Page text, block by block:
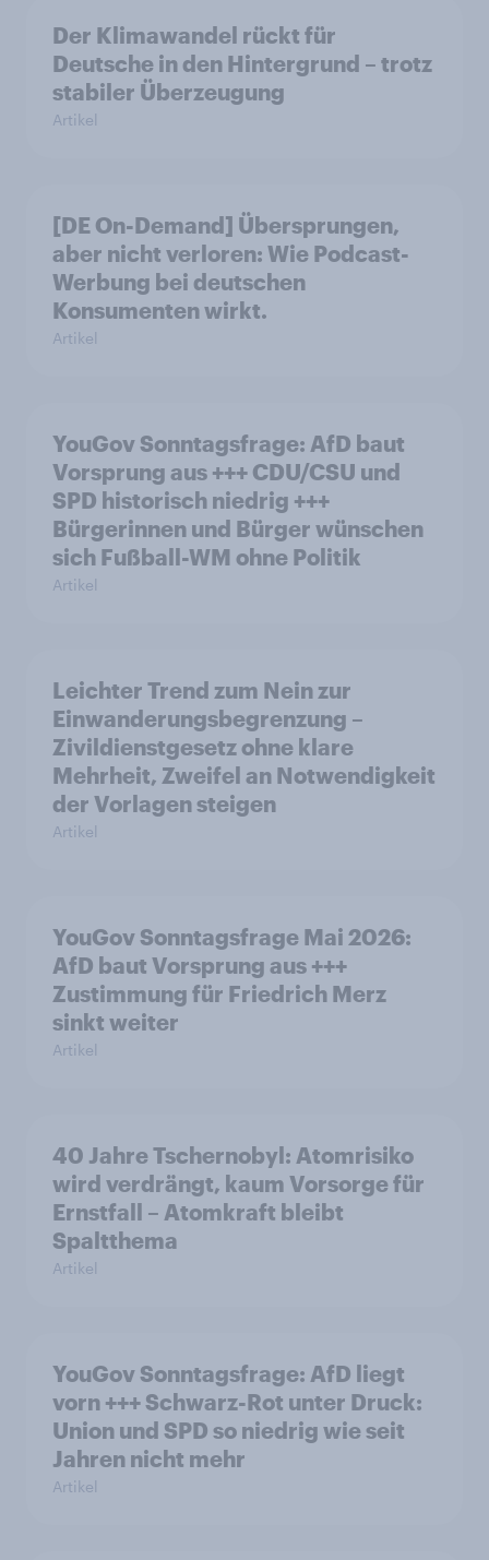
Der Klimawandel rückt für
Deutsche in den Hintergrund – trotz
stabiler Überzeugung
Artikel
[DE On-Demand] Übersprungen,
aber nicht verloren: Wie Podcast-
Werbung bei deutschen
Konsumenten wirkt.
Artikel
YouGov Sonntagsfrage: AfD baut
Vorsprung aus +++ CDU/CSU und
SPD historisch niedrig +++
Bürgerinnen und Bürger wünschen
sich Fußball-WM ohne Politik
Artikel
Leichter Trend zum Nein zur
Einwanderungsbegrenzung –
Zivildienstgesetz ohne klare
Mehrheit, Zweifel an Notwendigkeit
der Vorlagen steigen
Artikel
YouGov Sonntagsfrage Mai 2026:
AfD baut Vorsprung aus +++
Zustimmung für Friedrich Merz
sinkt weiter
Artikel
40 Jahre Tschernobyl: Atomrisiko
wird verdrängt, kaum Vorsorge für
Ernstfall – Atomkraft bleibt
Spaltthema
Artikel
YouGov Sonntagsfrage: AfD liegt
vorn +++ Schwarz-Rot unter Druck:
Union und SPD so niedrig wie seit
Jahren nicht mehr
Artikel